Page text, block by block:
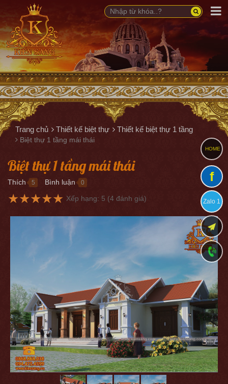
Trang chủ Thiết kế biệt thự Thiết kế biệt thự 1 tầng
Biệt thự 1 tầng mái thái
Biệt thự 1 tầng mái thái
Thích 5 Bình luận 0
★★★★★ Xếp hạng: 5 (4 đánh giá)
HOME
f
Zalo 1